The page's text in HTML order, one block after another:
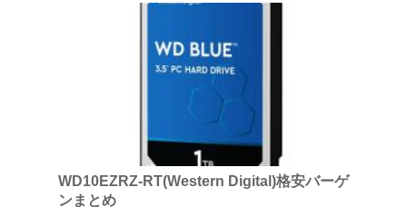
WD10EZRZ-RT(Western Digital)格安バーゲ
ンまとめ